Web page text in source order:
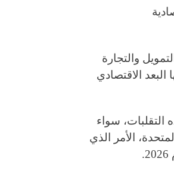
والتجارة
الاقتصادي
التقلبات، سواء
الأمر الذي